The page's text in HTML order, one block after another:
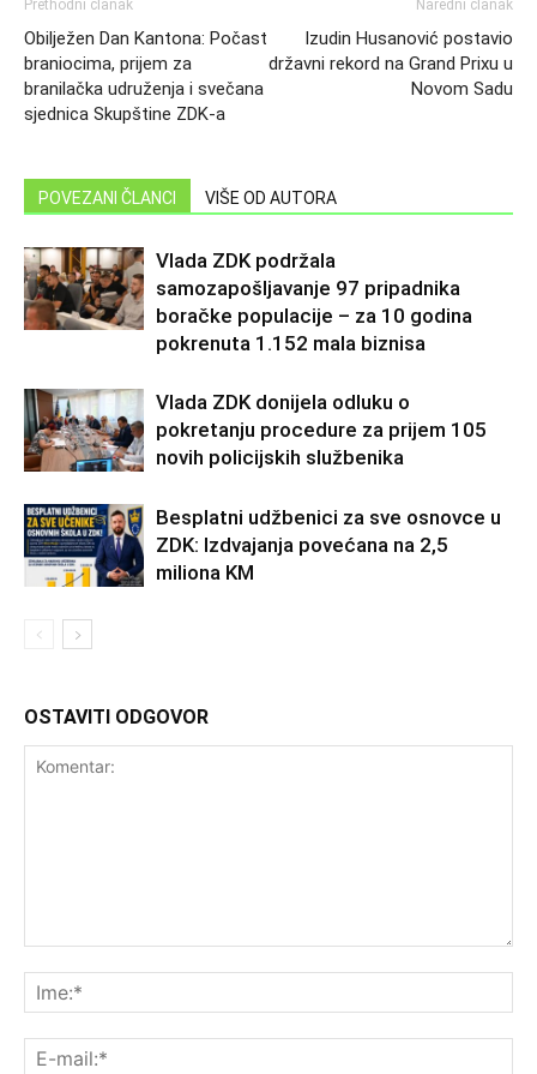
Prethodni članak
Obilježen Dan Kantona: Počast
braniocima, prijem za
branilačka udruženja i svečana
sjednica Skupštine ZDK-a
Naredni članak
Izudin Husanović postavio
državni rekord na Grand Prixu u
Novom Sadu
POVEZANI ČLANCI VIŠE OD AUTORA
Vlada ZDK podržala
samozapošljavanje 97 pripadnika
boračke populacije – za 10 godina
pokrenuta 1.152 mala biznisa
Vlada ZDK donijela odluku o
pokretanju procedure za prijem 105
novih policijskih službenika
Besplatni udžbenici za sve osnovce u
ZDK: Izdvajanja povećana na 2,5
miliona KM
OSTAVITI ODGOVOR